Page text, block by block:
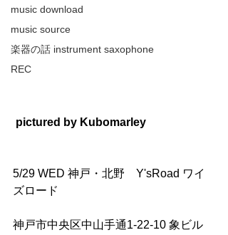
music download
music source
楽器の話 instrument saxophone
REC
pictured by Kubomarley
5/29 WED 神戸・北野　Y'sRoad ワイ
ズロード
神戸市中央区中山手通1-22-10 象ビル